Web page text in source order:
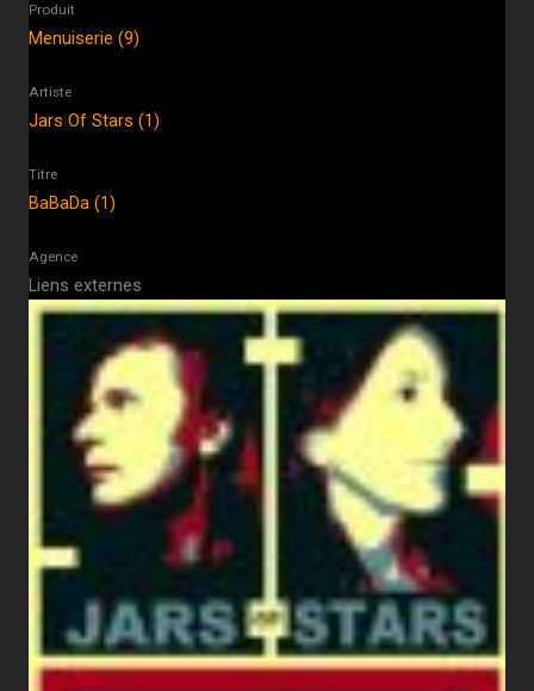
Produit
Menuiserie (9)
Artiste
Jars Of Stars (1)
Titre
BaBaDa (1)
Agence
Liens externes